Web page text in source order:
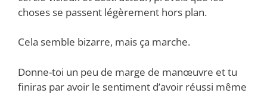
choses se passent légèrement hors plan.
Cela semble bizarre, mais ça marche.
Donne-toi un peu de marge de manœuvre et tu
finiras par avoir le sentiment d’avoir réussi même